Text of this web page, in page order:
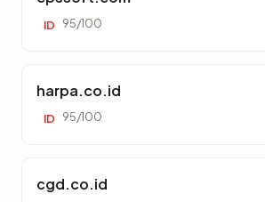
ID 95/100
harpa.co.id
ID 95/100
cgd.co.id